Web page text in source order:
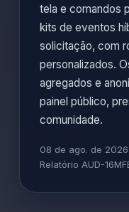
tela e comandos
kits de eventos
solicitação, com
personalizados.
agregados e
painel público,
comunidade.
08 de ago. de 2026
Relatório AUD-